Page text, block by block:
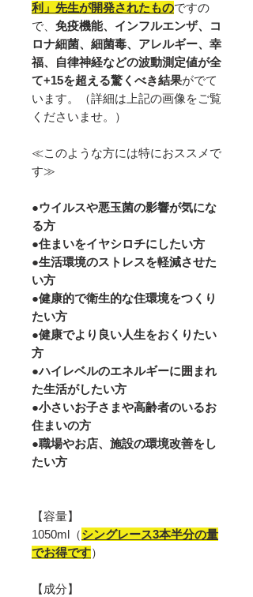
利」先生が開発されたものですの
で、 免疫機能、インフルエンザ、コ
ロナ細菌、細菌毒、アレルギー、幸
福、自律神経などの波動測定値が全
て+15を超える驚くべき結果がでて
います。（詳細は上記の画像をご覧
くださいませ。）
≪このような方には特におススメで
す≫
●ウイルスや悪玉菌の影響が気にな
る方
●住まいをイヤシロチにしたい方
●生活環境のストレスを軽減させた
い方
●健康的で衛生的な住環境をつくり
たい方
●健康でより良い人生をおくりたい
方
●ハイレベルのエネルギーに囲まれ
た生活がしたい方
●小さいお子さまや高齢者のいるお
住まいの方
●職場やお店、施設の環境改善をし
たい方
【容量】
1050ml（シングレース3本半分の量
でお得です）
【成分】